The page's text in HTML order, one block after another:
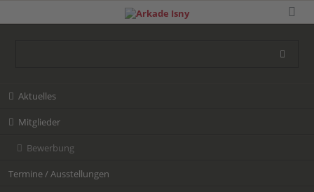
Navigation
überspringen
Aktuelles
Mitglieder
Bewerbung
Termine / Ausstellungen